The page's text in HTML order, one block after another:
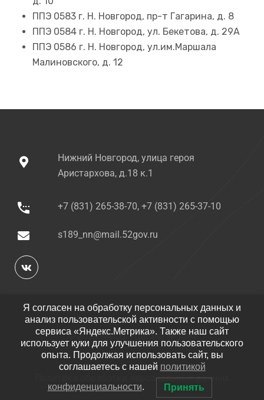
ППЭ 0583 г. Н. Новгород, пр-т Гагарина, д. 8
ППЭ 0584 г. Н. Новгород, ул. Бекетова, д. 29А
ППЭ 0586 г. Н. Новгород, ул.им.Маршала
Малиновского, д. 12
Нижний Новгород, улица героя
Аристархова, д.18 к.1
+7 (831) 265-38-70, +7 (831) 265-37-10
s189_nn@mail.52gov.ru
© 2025 МБОУ «Школа №189»
Политика обработки персональных данных
Я согласен на обработку персональных данных и
анализ пользовательской активности с помощью
сервиса «Яндекс.Метрика». Также наш сайт
использует куки для улучшения пользовательского
опыта. Продолжая использовать сайт, вы
соглашаетесь с нашей политикой
конфиденциальности. Принять